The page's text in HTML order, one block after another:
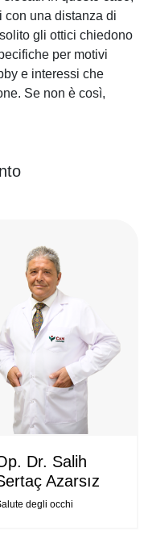
una distanza di
gli ottici chiedono
per motivi
e interessi che
Se non è così,
Dr. Salih
Azarsız
degli occhi